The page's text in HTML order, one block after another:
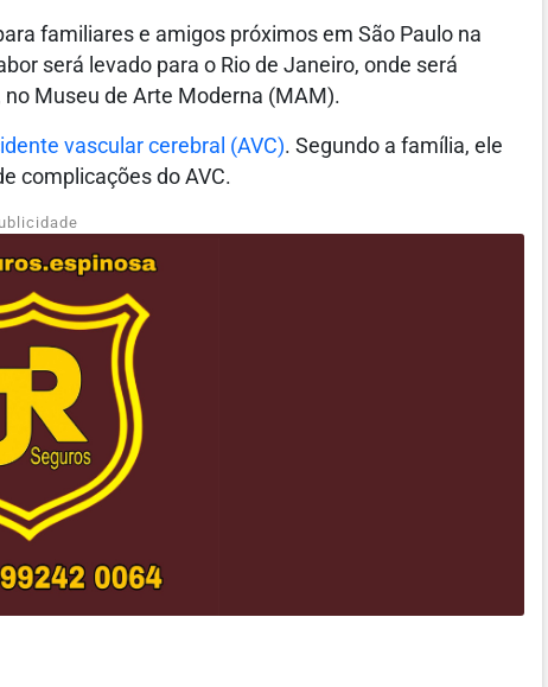
familiares e amigos próximos em São Paulo na
será levado para o Rio de Janeiro, onde será
Museu de Arte Moderna (MAM).
vascular cerebral (AVC). Segundo a família, ele
complicações do AVC.